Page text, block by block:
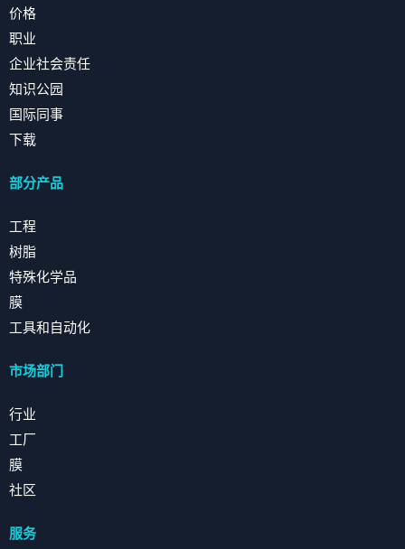
价格
职业
企业社会责任
知识公园
国际同事
下载
部分产品
工程
树脂
特殊化学品
膜
工具和自动化
市场部门
行业
工厂
膜
社区
服务